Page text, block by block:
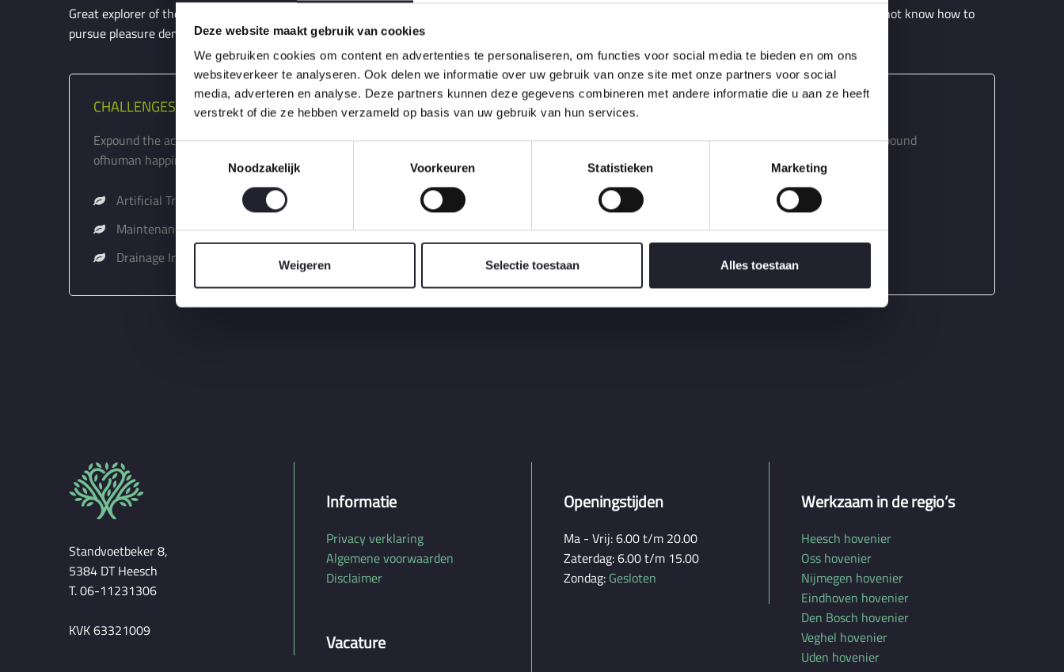
Deze website maakt gebruik van cookies
We gebruiken cookies om content en advertenties te personaliseren, om functies voor social media te bieden en om ons
websiteverkeer te analyseren. Ook delen we informatie over uw gebruik van onze site met onze partners voor social
media, adverteren en analyse. Deze partners kunnen deze gegevens combineren met andere informatie die u aan ze heeft
verstrekt of die ze hebben verzameld op basis van uw gebruik van hun services.
T
o
i
Noodzakelijk Voorkeuren Statistieken Marketing
Weigeren Selectie toestaan Alles toestaan
Great explorer of the truth, the master-builder of human happiness. No one rejects, dislikes, or avoids because it is pleasure, but because those who do not know how to
pursue pleasure denouncing pleasure and praising pain was born and expound the actual teachings .
CHALLENGES:
Expound the actual teaching of the great slorer the truth mater builders
ofhuman happiness master-builder.
Artificial Trees & Plants
Maintenance Tips
Drainage Irrigation
SOLUTIONS:
We will give you a ut complete account the system, and expound
teachings of the great explorer of that truth.
Gardern & Landscape Care
Uncategorized
Standvoetbeker 8,
5384 DT Heesch
T. 06-11231306
KVK 63321009
Informatie
Privacy verklaring
Algemene voorwaarden
Disclaimer
Vacature
Openingstijden
Ma - Vrij: 6.00 t/m 20.00
Zaterdag: 6.00 t/m 15.00
Zondag: Gesloten
Werkzaam in de regio’s
Heesch hovenier
Oss hovenier
Nijmegen hovenier
Eindhoven hovenier
Den Bosch hovenier
Veghel hovenier
Uden hovenier